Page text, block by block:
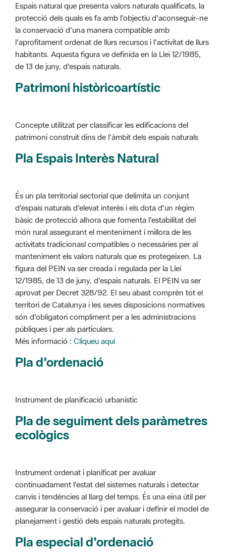
l'aprofitament ordenat de llurs recursos i l'activitat de llurs
habitants. Aquesta figura ve definida en la Llei 12/1985,
de 13 de juny, d'espais naturals.
Patrimoni històricoartístic
Concepte utilitzat per classificar les edificacions del
Pla Espais Interès Natural
És un pla territorial sectorial que delimita un conjunt
món rural assegurant el menteniment i millora de les
activitats tradicionasl compatibles o necessàries per al
manteniment els valors naturals que es protegeixen. La
figura del PEIN va ser creada i regulada per la Llei
12/1985, de 13 de juny, d'espais naturals. El PEIN va ser
aprovat per Decret 328/92. El seu abast comprèn tot el
territori de Catalunya i les seves disposicions normatives
són d'obligatori compliment per a les administracions
públiques i per als particulars.
Més informació :Cliqueu aquí
Pla d'ordenació
Instrument de planificació urbanístic
ecològics
Instrument ordenat i planificat per avaluar
assegurar la conservació i per avaluar i definir el model de
planejament i gestió dels espais naturals protegits.
Pla especial d'ordenació
Instrument de planificació urbanístic